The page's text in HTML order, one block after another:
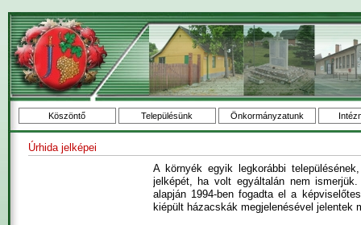
Köszöntő Településünk Önkormányzatunk
Úrhida jelképei
A környék egyik legkorábbi
jelképét, ha volt egyáltalán nem
alapján 1994-ben fogadta el a
kiépült házacskák megjelenésével jelentek